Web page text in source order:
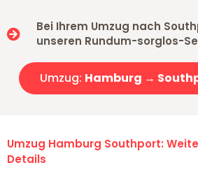
Bei Ihrem Umzug nach
unseren Rundum-sorglos-
Umzug: Hamburg →
Umzug Hamburg Southport:
Details